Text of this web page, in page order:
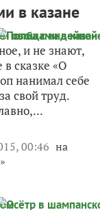
в казане
и не знают,
в сказке «О
нанимал себе
свой труд.
00:46 на
»